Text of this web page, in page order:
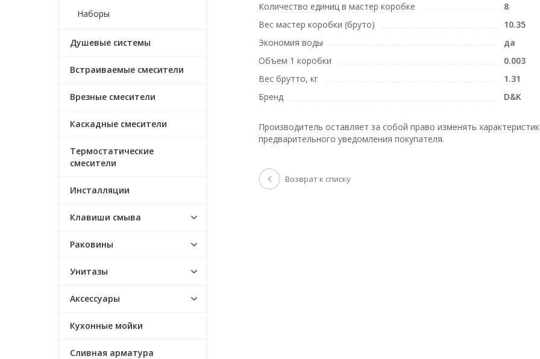
Количество единиц в мастер коробке
8
Вес мастер коробки (бруто)
10.35
Экономия воды
да
Объем 1 коробки
0.003
Вес брутто, кг
1.31
Бренд
D&K
Производитель оставляет за собой право изменять
предварительного уведомления покупателя.
Возврат к списку
Наборы
Душевые системы
Встраиваемые смесители
Врезные смесители
Каскадные смесители
Термостатические
смесители
Инсталляции
Клавиши смыва
Раковины
Унитазы
Аксессуары
Кухонные мойки
Сливная арматура